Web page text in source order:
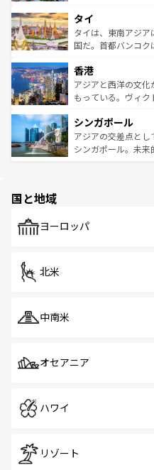
リティに包まれなが
覧を参照してほしい
急速な発展と共に伝
ーチミン市のフラン
醸し出している。
とつ。フォーやバイ
ひ現地で味わいた
が旅行者を迎えて
参照してほしい。
タイ
タイは、東南アジア
国だ。首都バンコ
の活気が交差してい
帯で自然と触れ合
いビーチでリゾー
激する。気候は一年
が待っている。親
た文化、そして多
香港
アジアと西洋の文
もっている。ヴィ
み、どこを訪れても
ており、効率よく
うな絶景から文化
シンガポール
アジアの交差点と
シンガポール。未
で、ホーカーズは地
国と地域
ヨーロッパ
北米
中南米
オセアニア
ハワイ
リゾート